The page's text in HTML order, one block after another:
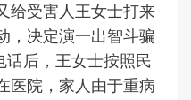
给受害人王女士打来
，决定演一出智斗骗
话后，王女士按照民
医院，家人由于重病